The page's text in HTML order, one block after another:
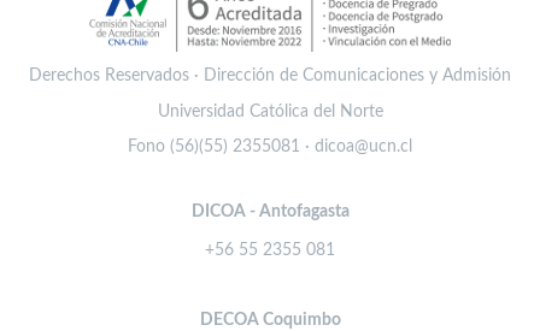
Derechos Reservados · Dirección de Comunicaciones y Admisión
Universidad Católica del Norte
Fono (56)(55) 2355081 · dicoa@ucn.cl
DICOA - Antofagasta
+56 55 2355 081
DECOA Coquimbo